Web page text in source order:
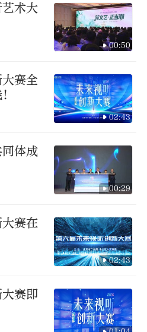
术大
00:50
赛全
02:43
体成
00:29
赛在
02:43
赛即